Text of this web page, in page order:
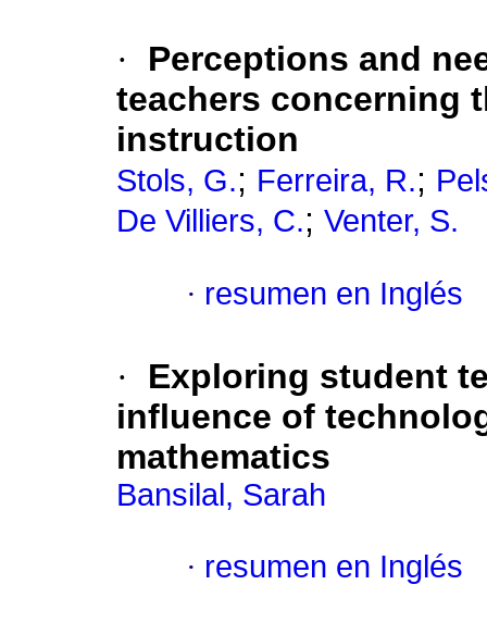
·
Perceptions and
teachers concerning
instruction
Stols, G.; Ferreira, R.;
De Villiers, C.; Venter, S.
· resumen en Inglés
·
Exploring student
influence of
mathematics
Bansilal, Sarah
· resumen en Inglés